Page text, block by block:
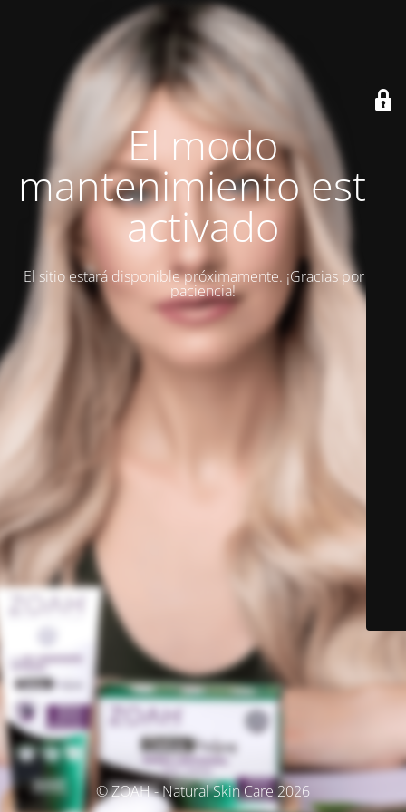
El modo
mantenimiento está
activado
El sitio estará disponible próximamente. ¡Gracias por su
paciencia!
© ZOAH - Natural Skin Care 2026